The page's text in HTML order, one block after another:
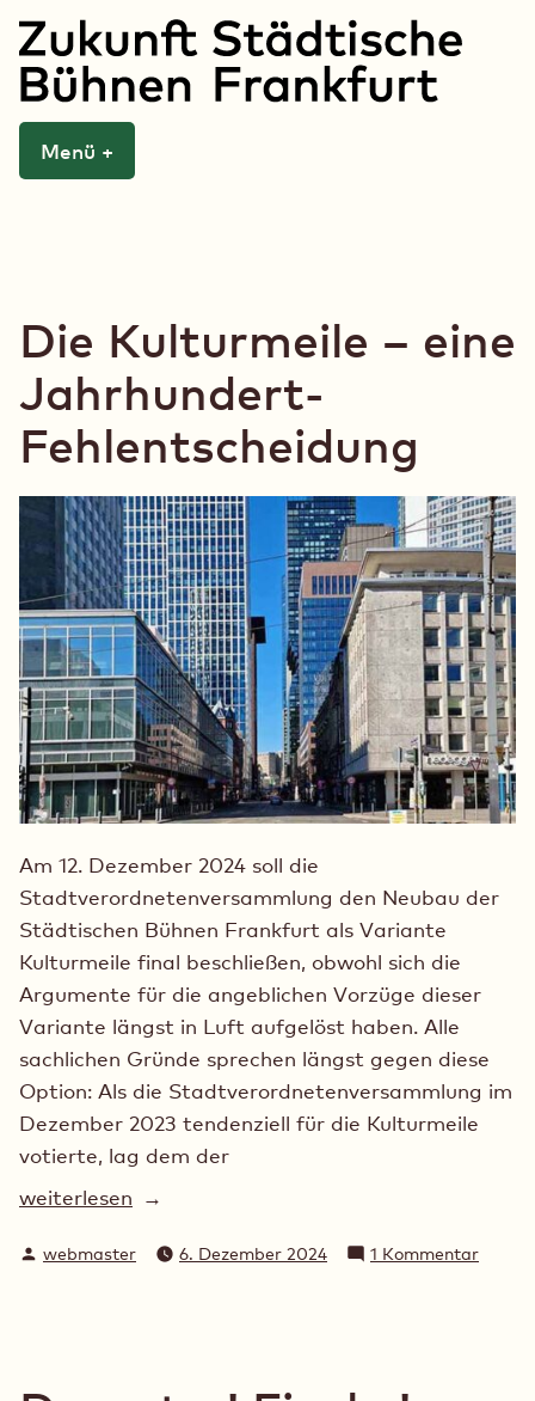
Zum
Inhalt
springen
Zukunft Städtische
Menü +
Die Kulturmeile – eine
Jahrhundert-
Fehlentscheidung
Am 12. Dezember 2024 soll die
Stadtverordnetenversammlung den Neubau der
Städtischen Bühnen Frankfurt als Variante
Kulturmeile final beschließen, obwohl sich die
Argumente für die angeblichen Vorzüge dieser
Variante längst in Luft aufgelöst haben. Alle
sachlichen Gründe sprechen längst gegen diese
Option: Als die Stadtverordnetenversammlung im
Dezember 2023 tendenziell für die Kulturmeile
votierte, lag dem der
„Die
–
weiterlesen
Verfasst
webmaster 6. Dezember 2024 1 Kommentarzu